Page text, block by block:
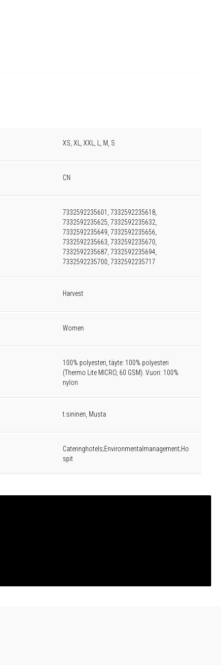
XS, XL, XXL, L, M, S
CN
7332592235601, 7332592235618,
7332592235625, 7332592235632,
7332592235649, 7332592235656,
7332592235663, 7332592235670,
7332592235687, 7332592235694,
7332592235700, 7332592235717
Harvest
Women
100% polyesteri, täyte: 100% polyesteri
(Thermo Lite MICRO, 60 GSM). Vuori: 100%
nylon
t.sininen, Musta
Cateringhotels;Environmentalmanagement;Ho
spit